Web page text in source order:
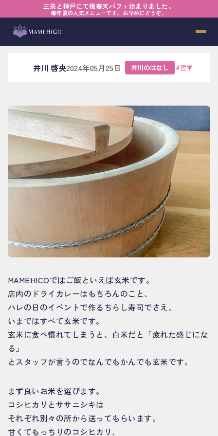
三茶と神戸にて桃寒天パフェ始まりました。
毎年夏の人気メニューです。お早めにどうぞ。
ブログ› 井川のはなし› プロフェッショナル
プロフェッショナル
井川 啓央2024年05月25日 井川のはなし #哲学
MAMEHICOではご飯といえば玄米です。
店内のドライカレーはもちろんのこと、
ハレの日のイベントで作るちらし寿司でさえ、
いまではすべて玄米です。
玄米に食べ慣れてしまうと、白米だと「疲れた感じにな
る」
とスタッフが言うのでなんでもかんでも玄米です。
まず良いお米を選びます。
コシヒカリとササニシキは
それぞれ別々の所から送ってもらいます。
甘くてもっちりのコシヒカリ、